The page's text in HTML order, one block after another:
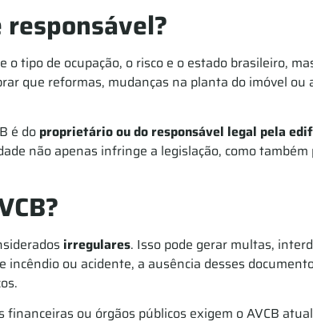
responsável?
o tipo de ocupação, o risco e o estado brasileiro,
que reformas, mudanças na planta do imóvel ou
é do proprietário ou do responsável legal pela
não apenas infringe a legislação, como
irregulares. Isso pode gerar multas,
ou acidente, a ausência desses
ou órgãos públicos exigem o AVCB